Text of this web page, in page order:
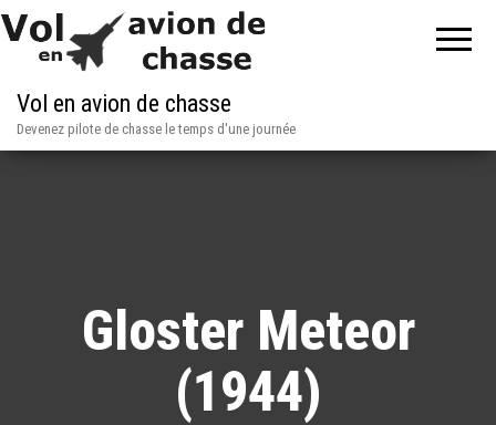
Vol en avion de chasse
Devenez pilote de chasse le temps d'une journée
Gloster Meteor
(1944)